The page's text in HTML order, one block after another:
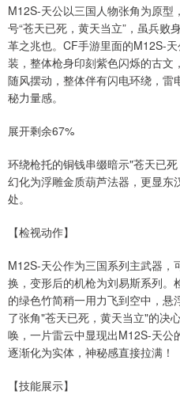
M12S-天公以三国人物张角为原型
号“苍天已死，黄天当立”，虽兵败
革之兆也。CF手游里面的M12S-
装，整体枪身印刻紫色闪烁的古文
随风摆动，整体伴有闪电环绕，雷
秘力量感。
展开剩余67%
环绕枪托的铜钱串缀暗示"苍天已
幻化为浮雕金质葫芦法器，更显东
处。
【检视动作】
M12S-天公作为三国系列主武器，
换，变形后的机枪为刘易斯系列。
的绿色竹简稍一用力飞到空中，悬
了张角"苍天已死，黄天当立"的决
唤，一片雷云中显现出M12S-天公
逐渐化为实体，神秘感直接拉满！
【技能展示】